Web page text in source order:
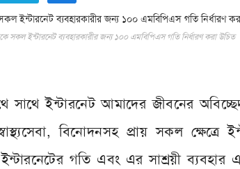
সকল ইন্টারনেট ব্যবহারকারীর জন্য ১০০ এমবিপিএস গতি নির্ধারণ করা উচিত
সাথে ইন্টারনেট আমাদের জীবনের
বিনোদনসহ প্রায় সকল ক্ষেত্রে
গতি এবং এর সাশ্রয়ী ব্যবহার